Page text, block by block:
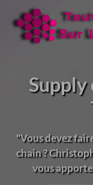
"Vous devez
chain ?
vous